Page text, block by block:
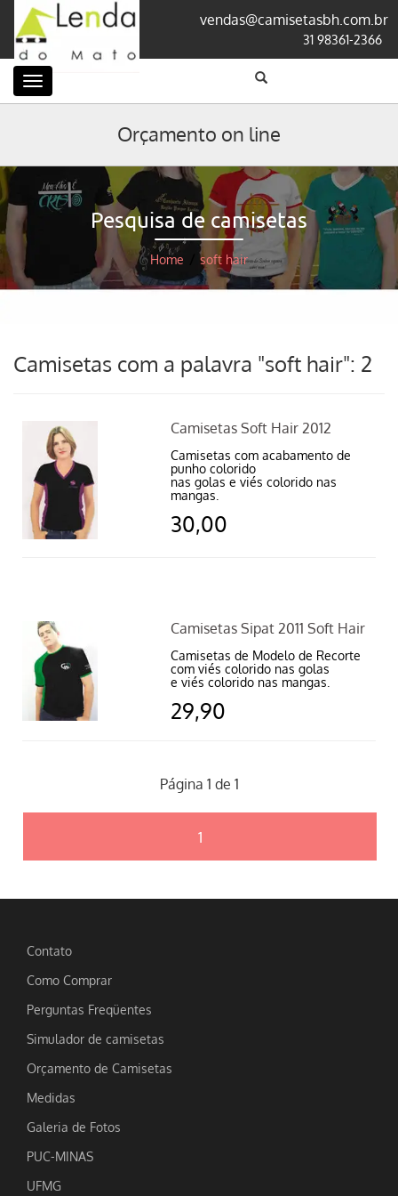
vendas@camisetasbh.com.br
31 98361-2366
Categorias
Orçamento on line
Pesquisa de camisetas
Home soft hair
Camisetas com a palavra "soft hair": 2
Camisetas Soft Hair 2012
Camisetas com acabamento de
punho colorido
nas golas e viés colorido nas
mangas.
30,00
Camisetas Sipat 2011 Soft Hair
Camisetas de Modelo de Recorte
com viés colorido nas golas
e viés colorido nas mangas.
29,90
Página 1 de 1
1
Contato
Como Comprar
Perguntas Freqüentes
Simulador de camisetas
Orçamento de Camisetas
Medidas
Galeria de Fotos
PUC-MINAS
UFMG